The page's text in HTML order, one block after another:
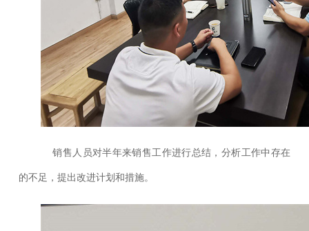
销售人员对半年来销售工作进行总结，分析工作中存在
的不足，提出改进计划和措施。